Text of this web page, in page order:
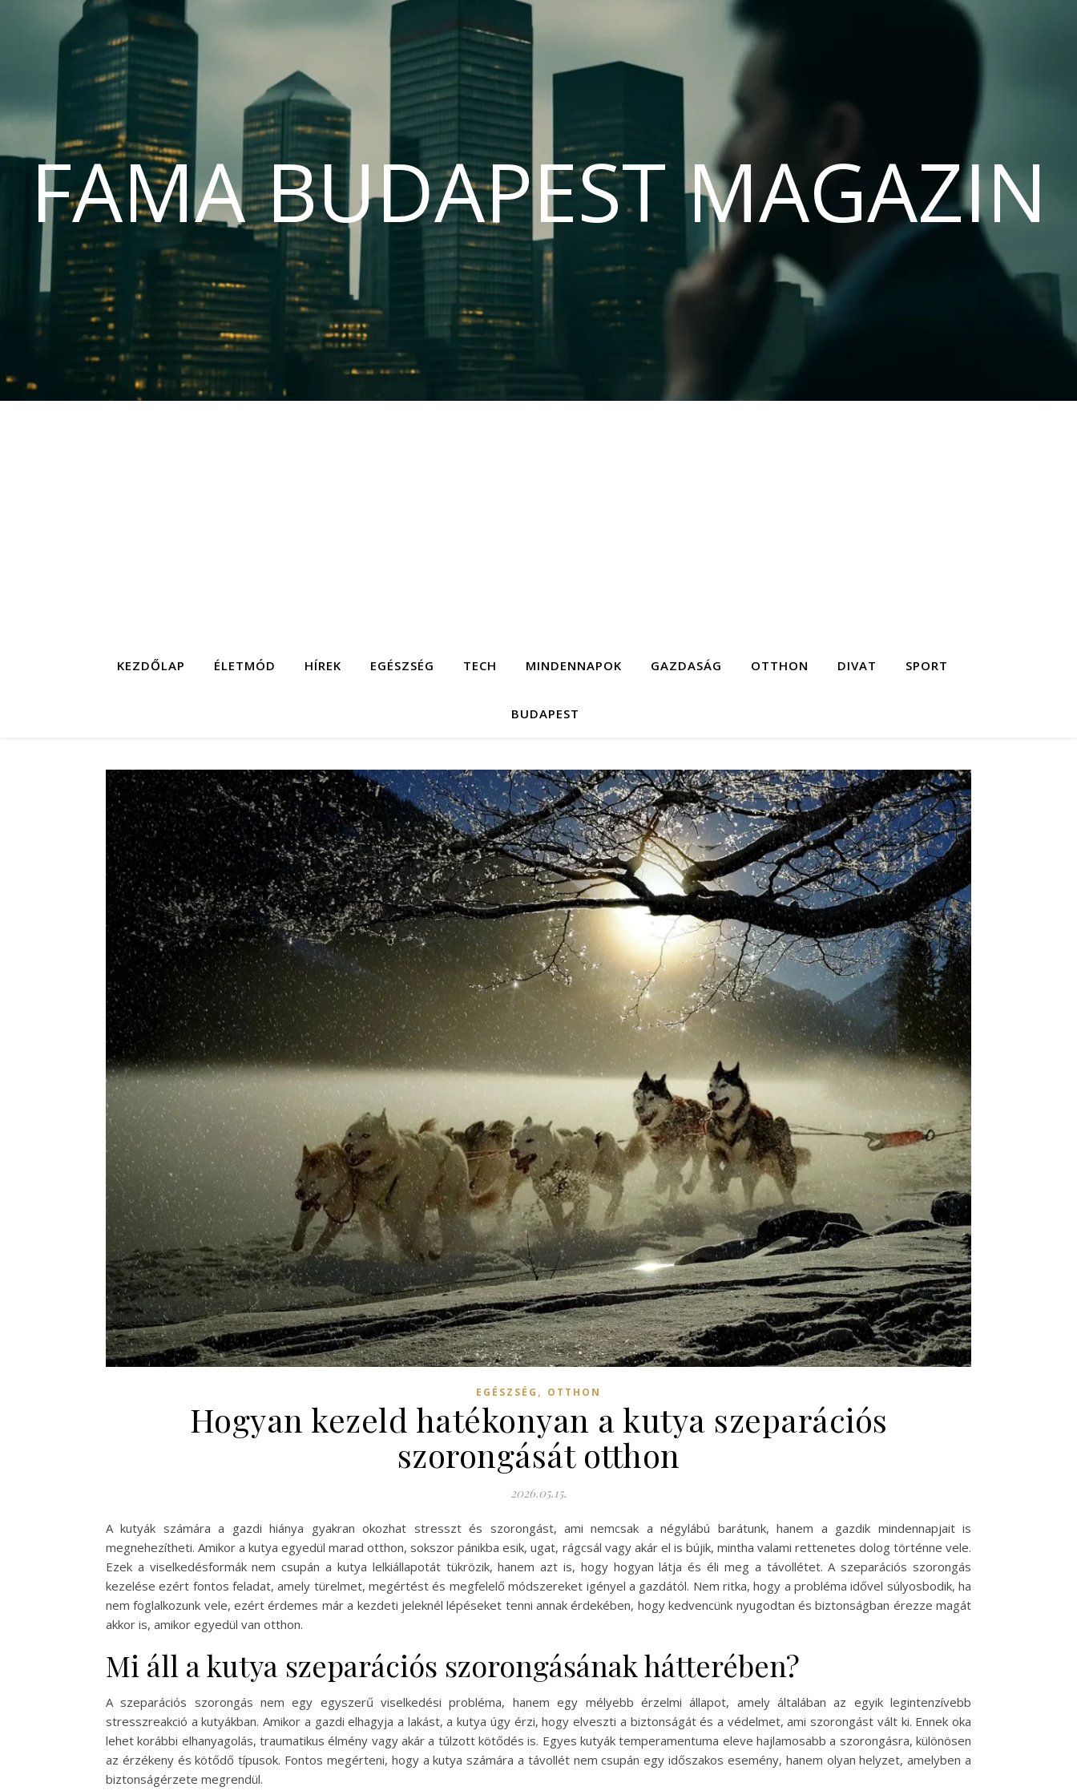
FAMA BUDAPEST MAGAZIN
KEZDŐLAP ÉLETMÓD HÍREK EGÉSZSÉG TECH MINDENNAPOK GAZDASÁG OTTHON DIVAT SPORT
BUDAPEST
EGÉSZSÉG , OTTHON
Hogyan kezeld hatékonyan a kutya szeparációs
szorongását otthon
2026.05.15.
A kutyák számára a gazdi hiánya gyakran okozhat stresszt és szorongást, ami nemcsak a négylábú barátunk, hanem a gazdik mindennapjait is
megnehezítheti. Amikor a kutya egyedül marad otthon, sokszor pánikba esik, ugat, rágcsál vagy akár el is bújik, mintha valami rettenetes dolog történne vele.
Ezek a viselkedésformák nem csupán a kutya lelkiállapotát tükrözik, hanem azt is, hogy hogyan látja és éli meg a távollétet. A szeparációs szorongás
kezelése ezért fontos feladat, amely türelmet, megértést és megfelelő módszereket igényel a gazdától. Nem ritka, hogy a probléma idővel súlyosbodik, ha
nem foglalkozunk vele, ezért érdemes már a kezdeti jeleknél lépéseket tenni annak érdekében, hogy kedvencünk nyugodtan és biztonságban érezze magát
akkor is, amikor egyedül van otthon.
Mi áll a kutya szeparációs szorongásának hátterében?
A szeparációs szorongás nem egy egyszerű viselkedési probléma, hanem egy mélyebb érzelmi állapot, amely általában az egyik legintenzívebb
stresszreakció a kutyákban. Amikor a gazdi elhagyja a lakást, a kutya úgy érzi, hogy elveszti a biztonságát és a védelmet, ami szorongást vált ki. Ennek oka
lehet korábbi elhanyagolás, traumatikus élmény vagy akár a túlzott kötődés is. Egyes kutyák temperamentuma eleve hajlamosabb a szorongásra, különösen
az érzékeny és kötődő típusok. Fontos megérteni, hogy a kutya számára a távollét nem csupán egy időszakos esemény, hanem olyan helyzet, amelyben a
biztonságérzete megrendül.